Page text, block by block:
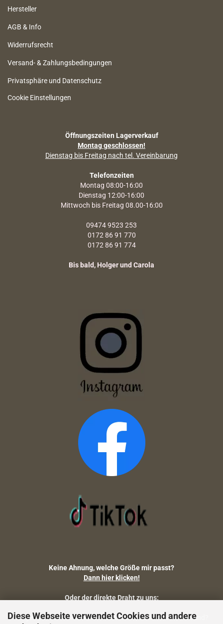
Diese Webseite verwendet Cookies und andere
Hersteller
AGB & Info
Widerrufsrecht
Versand- & Zahlungsbedingungen
Privatsphäre und Datenschutz
Cookie Einstellungen
Öffnungszeiten Lagerverkauf
Montag geschlossen!
Dienstag bis Freitag nach tel. Vereinbarung
Telefonzeiten
Montag 08:00-16:00
Dienstag 12:00-16:00
Mittwoch bis Freitag 08.00-16:00
09474 9523 253
0172 86 91 770
0172 86 91 774
Bis bald, Holger und Carola
Keine Ahnung, welche Größe mir passt?
Dann hier klicken!
Oder der direkte Draht zu uns:
Fragen zu Artikelmaßen, Warenbestand, Lieferstatus, Versand?